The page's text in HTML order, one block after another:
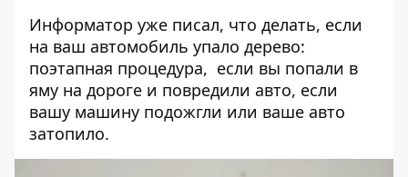
Информатор уже писал, что делать, если
на ваш автомобиль упало дерево:
поэтапная процедура, если вы попали в
яму на дороге и повредили авто, если
вашу машину подожгли или ваше авто
затопило.